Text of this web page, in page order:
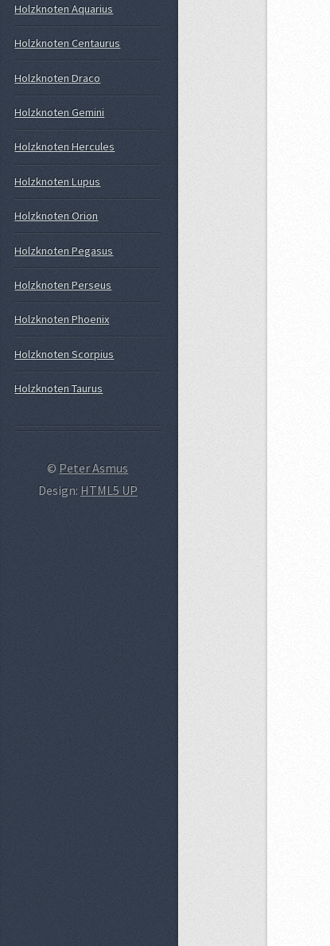
Holzknoten Aquarius
Holzknoten Centaurus
Holzknoten Draco
Holzknoten Gemini
Holzknoten Hercules
Holzknoten Lupus
Holzknoten Orion
Holzknoten Pegasus
Holzknoten Perseus
Holzknoten Phoenix
Holzknoten Scorpius
Holzknoten Taurus
© Peter Asmus
Design: HTML5 UP